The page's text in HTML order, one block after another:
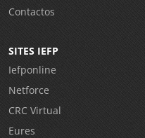
Contactos
SITES IEFP
Iefponline
Netforce
CRC Virtual
Eures